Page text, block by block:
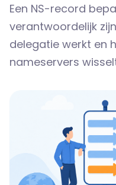
Een NS-record
verantwoordelijk
delegatie werkt en
nameservers